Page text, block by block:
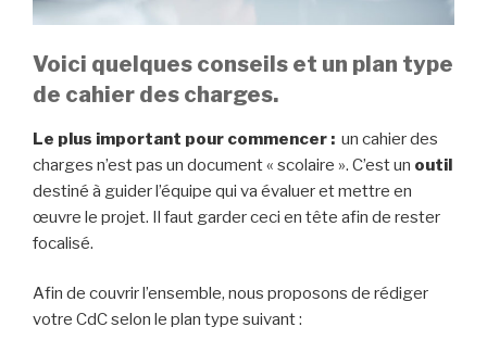
Voici quelques conseils et un plan type
de cahier des charges.
Le plus important pour commencer : un cahier des
charges n’est pas un document « scolaire ». C’est un outil
destiné à guider l’équipe qui va évaluer et mettre en
œuvre le projet. Il faut garder ceci en tête afin de rester
focalisé.
Afin de couvrir l’ensemble, nous proposons de rédiger
votre CdC selon le plan type suivant :